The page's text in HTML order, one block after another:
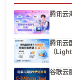
腾讯云
腾讯云
（
谷歌云